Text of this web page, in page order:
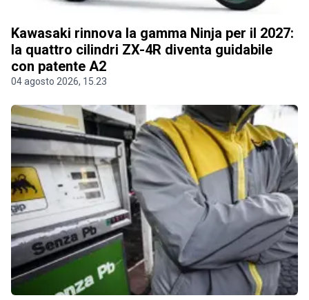
Kawasaki rinnova la gamma Ninja per il 2027:
la quattro cilindri ZX-4R diventa guidabile
con patente A2
04 agosto 2026, 15.23